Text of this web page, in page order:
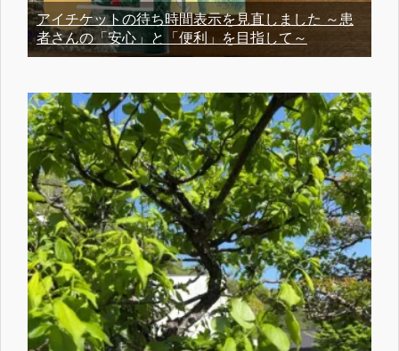
アイチケットの待ち時間表示を見直しました ～患
者さんの「安心」と「便利」を目指して～